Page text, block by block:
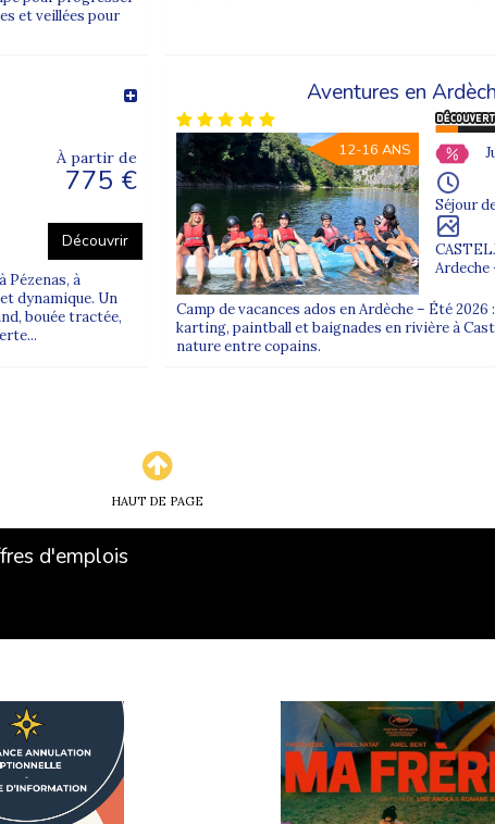
(83)
certains séjours et certaines dates
et l’option “départ Toulon” sur la fiche du séjour choisi.
.
les informations de rendez-vous sont envoyées aux
un départ depuis Toulon ?
de Toulon ?
mer, montagne, multi-activités, sportif, découverte…
et veillées pour
À partir de
775 €
Découvrir
Pézenas, à
dynamique. Un
bouée tractée,
Aventures en
12-16 ANS
Séjour
Ardeche
Camp de vacances ados en Ardèche – Été 2026
karting, paintball et baignades en rivière à
nature entre copains.
HAUT DE PAGE
d'emplois